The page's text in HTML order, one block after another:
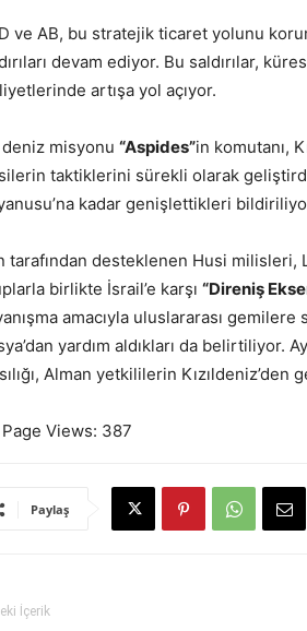
ve AB, bu stratejik ticaret yolunu
devam ediyor. Bu saldırılar,
artışa yol açıyor.
misyonu “Aspides”in komutanı,
taktiklerini sürekli olarak
kadar genişlettikleri
tarafından desteklenen Husi milisleri,
birlikte İsrail’e karşı “Direniş
amacıyla uluslararası
yardım aldıkları da belirtiliyor.
Alman yetkililerin
Page Views: 387
Paylaş
İçerik